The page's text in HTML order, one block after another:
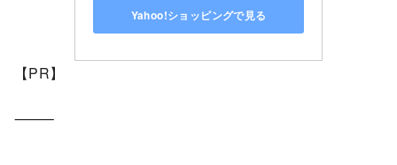
Yahoo!ショッピングで見る
【PR】
⸻